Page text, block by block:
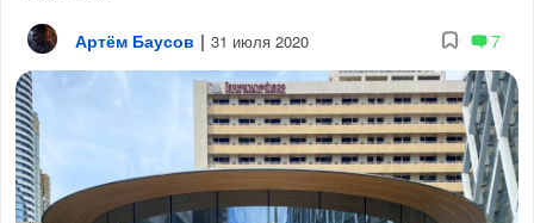
Артём Баусов | 31 июля 2020 7